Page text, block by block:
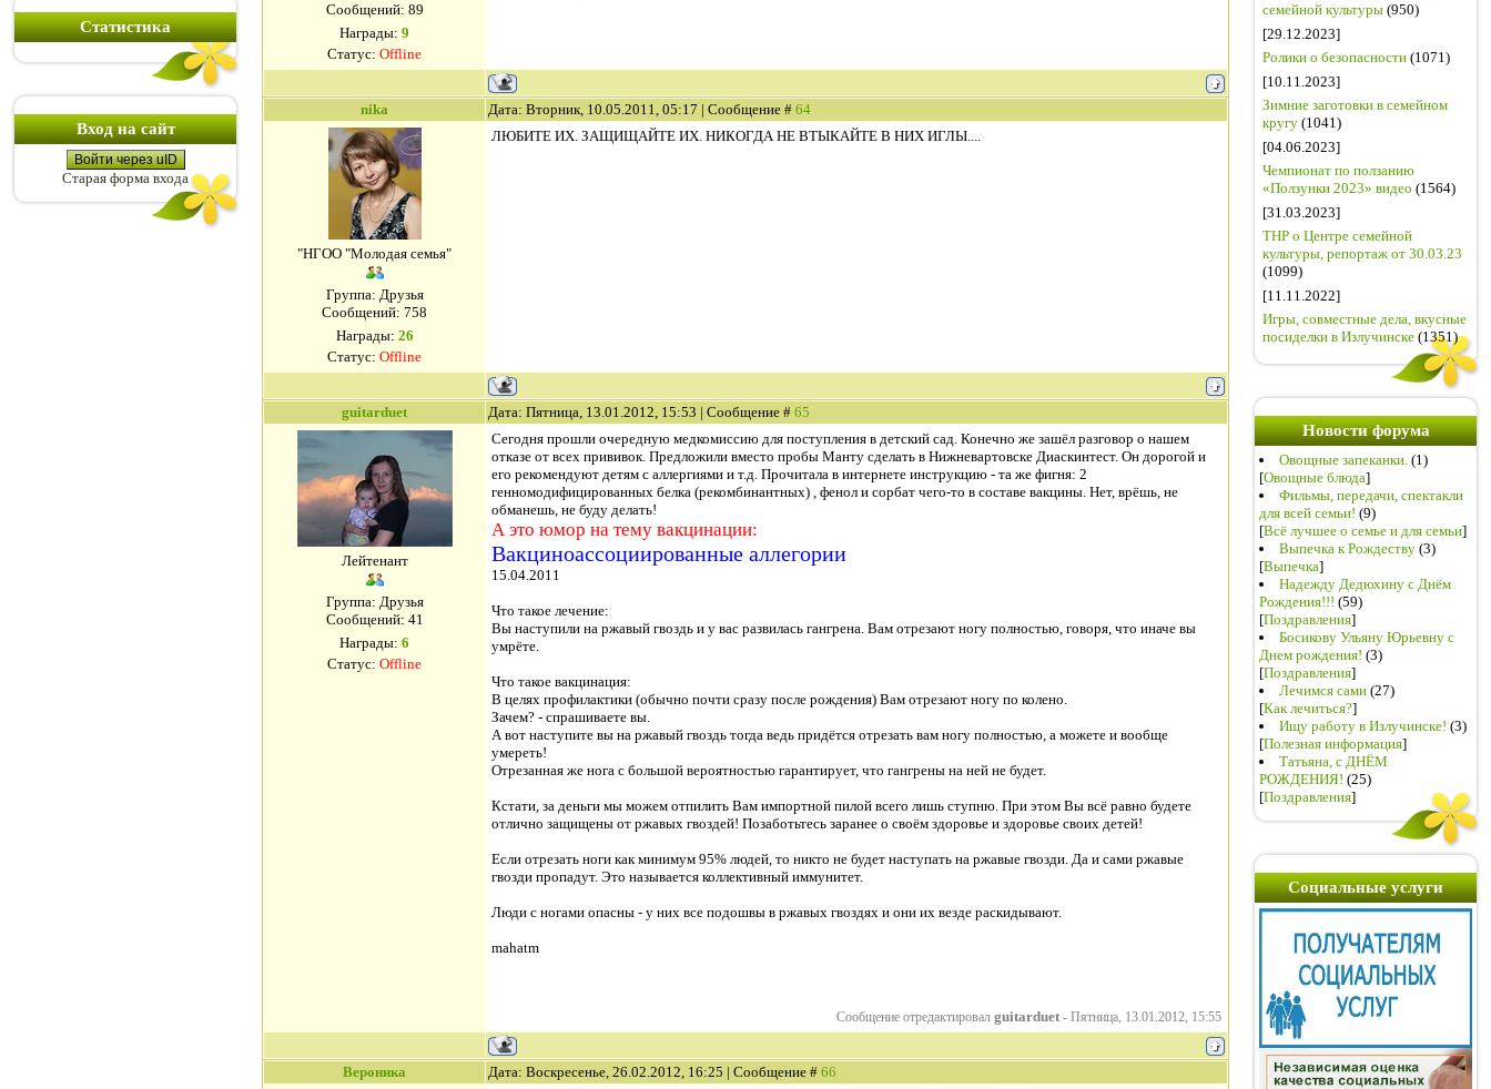
Статистика
Вход на сайт
Войти через uID
Старая форма входа
Сообщений: 89
Награды: 9
Статус: Offline
nika Дата: Вторник, 10.05.2011, 05:17 | Сообщение # 64
"НГОО "Молодая семья"
Группа: Друзья
Сообщений: 758
Награды: 26
Статус: Offline
ЛЮБИТЕ ИХ. ЗАЩИЩАЙТЕ ИХ. НИКОГДА НЕ ВТЫКАЙТЕ В НИХ ИГЛЫ....
guitarduet Дата: Пятница, 13.01.2012, 15:53 | Сообщение # 65
Лейтенант
Группа: Друзья
Сообщений: 41
Награды: 6
Статус: Offline
Сегодня прошли очередную медкомиссию для поступления в детский сад. Конечно же зашёл разговор о нашем
отказе от всех прививок. Предложили вместо пробы Манту сделать в Нижневартовске Диаскинтест. Он дорогой и
его рекомендуют детям с аллергиями и т.д. Прочитала в интернете инструкцию - та же фигня: 2
генномодифицированных белка (рекомбинантных) , фенол и сорбат чего-то в составе вакцины. Нет, врёшь, не
обманешь, не буду делать!
А это юмор на тему вакцинации:
Вакциноассоциированные аллегории
15.04.2011
Что такое лечение:
Вы наступили на ржавый гвоздь и у вас развилась гангрена. Вам отрезают ногу полностью, говоря, что иначе вы
умрёте.
Что такое вакцинация:
В целях профилактики (обычно почти сразу после рождения) Вам отрезают ногу по колено.
Зачем? - спрашиваете вы.
А вот наступите вы на ржавый гвоздь тогда ведь придётся отрезать вам ногу полностью, а можете и вообще
умереть!
Отрезанная же нога с большой вероятностью гарантирует, что гангрены на ней не будет.
Кстати, за деньги мы можем отпилить Вам импортной пилой всего лишь ступню. При этом Вы всё равно будете
отлично защищены от ржавых гвоздей! Позаботьтесь заранее о своём здоровье и здоровье своих детей!
Если отрезать ноги как минимум 95% людей, то никто не будет наступать на ржавые гвозди. Да и сами ржавые
гвозди пропадут. Это называется коллективный иммунитет.
Люди с ногами опасны - у них все подошвы в ржавых гвоздях и они их везде раскидывают.
mahatm
Сообщение отредактировал guitarduet - Пятница, 13.01.2012, 15:55
Вероника Дата: Воскресенье, 26.02.2012, 16:25 | Сообщение # 66
семейной культуры (950)
[29.12.2023]
Ролики о безопасности (1071)
[10.11.2023]
Зимние заготовки в семейном
кругу (1041)
[04.06.2023]
Чемпионат по ползанию
«Ползунки 2023» видео (1564)
[31.03.2023]
ТНР о Центре семейной
культуры, репортаж от 30.03.23
(1099)
[11.11.2022]
Игры, совместные дела, вкусные
посиделки в Излучинске (1351)
Новости форума
Овощные запеканки. (1)
[Овощные блюда]
Фильмы, передачи, спектакли
для всей семьи! (9)
[Всё лучшее о семье и для семьи]
Выпечка к Рождеству (3)
[Выпечка]
Надежду Дедюхину с Днём
Рождения!!! (59)
[Поздравления]
Босикову Ульяну Юрьевну с
Днем рождения! (3)
[Поздравления]
Лечимся сами (27)
[Как лечиться?]
Ищу работу в Излучинске! (3)
[Полезная информация]
Татьяна, с ДНЁМ
РОЖДЕНИЯ! (25)
[Поздравления]
Социальные услуги